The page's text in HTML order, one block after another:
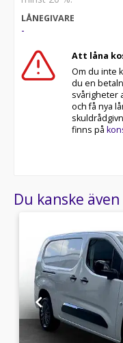
LÅNEGIVARE
-
Att låna
Om du inte
du en
svårigheter
och få nya
finns på
Du kanske